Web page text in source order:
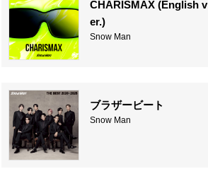
CHARISMAX (English v
er.)
Snow Man
ブラザービート
Snow Man